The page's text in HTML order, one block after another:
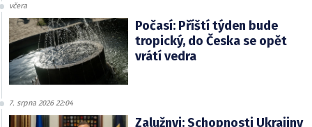
včera
Počasí: Příští týden bude
tropický, do Česka se opět
vrátí vedra
7. srpna 2026 22:04
Zalužnyj: Schopnosti Ukrajiny